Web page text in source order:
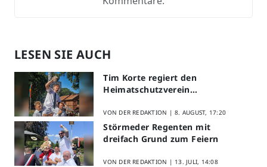
LESEN SIE AUCH
Tim Korte regiert den
Heimatschutzverein
VON DER REDAKTION |8. AUGUST, 17:20
Störmeder Regenten mit
dreifach Grund zum Feiern
VON DER REDAKTION | 13. JULI, 14:08